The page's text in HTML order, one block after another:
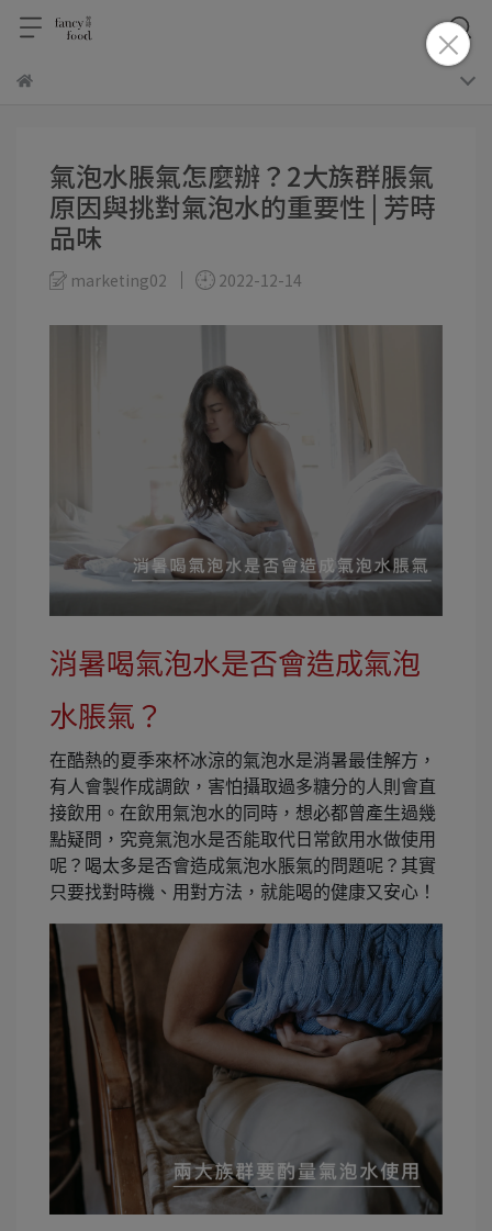
氣泡水脹氣怎麼辦？2大族群脹氣
原因與挑對氣泡水的重要性 | 芳時
品味
marketing02 2022-12-14
消暑喝氣泡水是否會造成氣泡
水脹氣？
在酷熱的夏季來杯冰涼的氣泡水是消暑最佳解方，
有人會製作成調飲，害怕攝取過多糖分的人則會直
接飲用。在飲用氣泡水的同時，想必都曾產生過幾
點疑問，究竟氣泡水是否能取代日常飲用水做使用
呢？喝太多是否會造成氣泡水脹氣的問題呢？其實
只要找對時機、用對方法，就能喝的健康又安心！